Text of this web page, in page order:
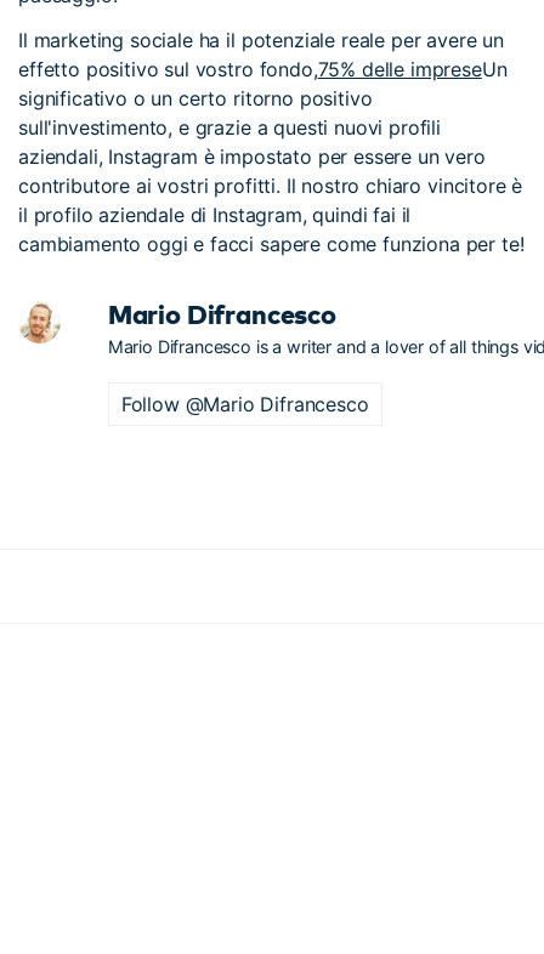
Il marketing sociale ha il potenziale reale per avere un
effetto positivo sul vostro fondo,75% delle impreseUn
significativo o un certo ritorno positivo
sull'investimento, e grazie a questi nuovi profili
aziendali, Instagram è impostato per essere un vero
contributore ai vostri profitti. Il nostro chiaro vincitore è
il profilo aziendale di Instagram, quindi fai il
cambiamento oggi e facci sapere come funziona per te!
Mario Difrancesco
Mario Difrancesco is a writer and a lover of all things
Follow @Mario Difrancesco